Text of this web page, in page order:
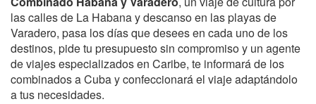
las calles de La Habana y descanso en las playas de
Varadero, pasa los días que desees en cada uno de los
destinos, pide tu presupuesto sin compromiso y un agente
de viajes especializados en Caribe, te informará de los
combinados a Cuba y confeccionará el viaje adaptándolo
a tus necesidades.